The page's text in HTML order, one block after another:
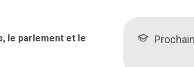
le parlement et le